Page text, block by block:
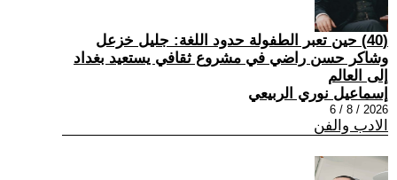
(40) حين تعبر الطفولة حدود اللغة: جليل خزعل
وشاكر حسن راضي في مشروع ثقافي يستعيد بغداد
إلى العالم
إسماعيل نوري الربيعي
2026 / 8 / 6
الادب والفن